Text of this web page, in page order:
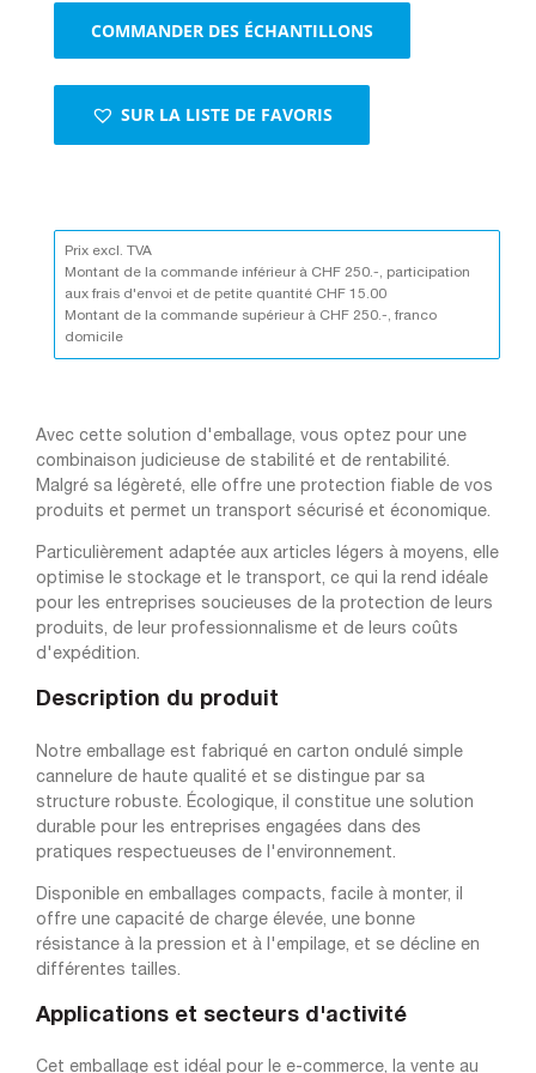
COMMANDER DES ÉCHANTILLONS
SUR LA LISTE DE FAVORIS
Prix excl. TVA
Montant de la commande inférieur à CHF 250.-, participation
aux frais d'envoi et de petite quantité CHF 15.00
Montant de la commande supérieur à CHF 250.-, franco
domicile
Avec cette solution d'emballage, vous optez pour une
combinaison judicieuse de stabilité et de rentabilité.
Malgré sa légèreté, elle offre une protection fiable de vos
produits et permet un transport sécurisé et économique.
Particulièrement adaptée aux articles légers à moyens, elle
optimise le stockage et le transport, ce qui la rend idéale
pour les entreprises soucieuses de la protection de leurs
produits, de leur professionnalisme et de leurs coûts
d'expédition.
Description du produit
Notre emballage est fabriqué en carton ondulé simple
cannelure de haute qualité et se distingue par sa
structure robuste. Écologique, il constitue une solution
durable pour les entreprises engagées dans des
pratiques respectueuses de l'environnement.
Disponible en emballages compacts, facile à monter, il
offre une capacité de charge élevée, une bonne
résistance à la pression et à l'empilage, et se décline en
différentes tailles.
Applications et secteurs d'activité
Cet emballage est idéal pour le e-commerce, la vente au